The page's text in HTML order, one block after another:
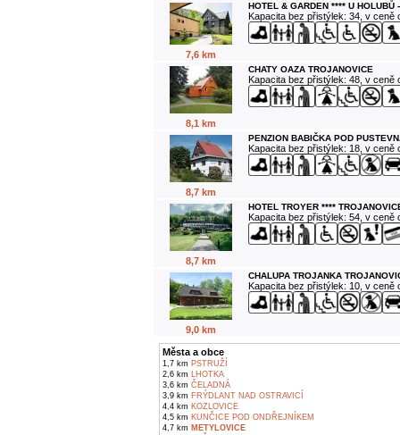
7,6 km
HOTEL & GARDEN **** U HOLUBŮ
Kapacita bez přistýlek: 34, v ceně
8,1 km
CHATY OAZA TROJANOVICE
Kapacita bez přistýlek: 48, v ceně
8,7 km
PENZION BABIČKA POD
Kapacita bez přistýlek: 18, v ceně
8,7 km
HOTEL TROYER ****
Kapacita bez přistýlek: 54, v ceně
9,0 km
CHALUPA TROJANKA
Kapacita bez přistýlek: 10, v ceně
Města a obce
1,7 km PSTRUŽÍ
2,6 km LHOTKA
3,6 km ČELADNÁ
3,9 km FRÝDLANT NAD OSTRAVICÍ
4,4 km KOZLOVICE
4,5 km KUNČICE POD ONDŘEJNÍKEM
4,7 km METYLOVICE